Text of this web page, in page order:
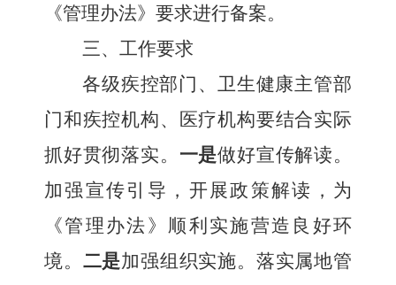
《管理办法》要求进行备案。
三、工作要求
各级疾控部门、卫生健康主管部
门和疾控机构、医疗机构要结合实际
抓好贯彻落实。 一是做好宣传解读。
加强宣传引导，开展政策解读，为
《管理办法》顺利实施营造良好环
境。 二是加强组织实施。落实属地管